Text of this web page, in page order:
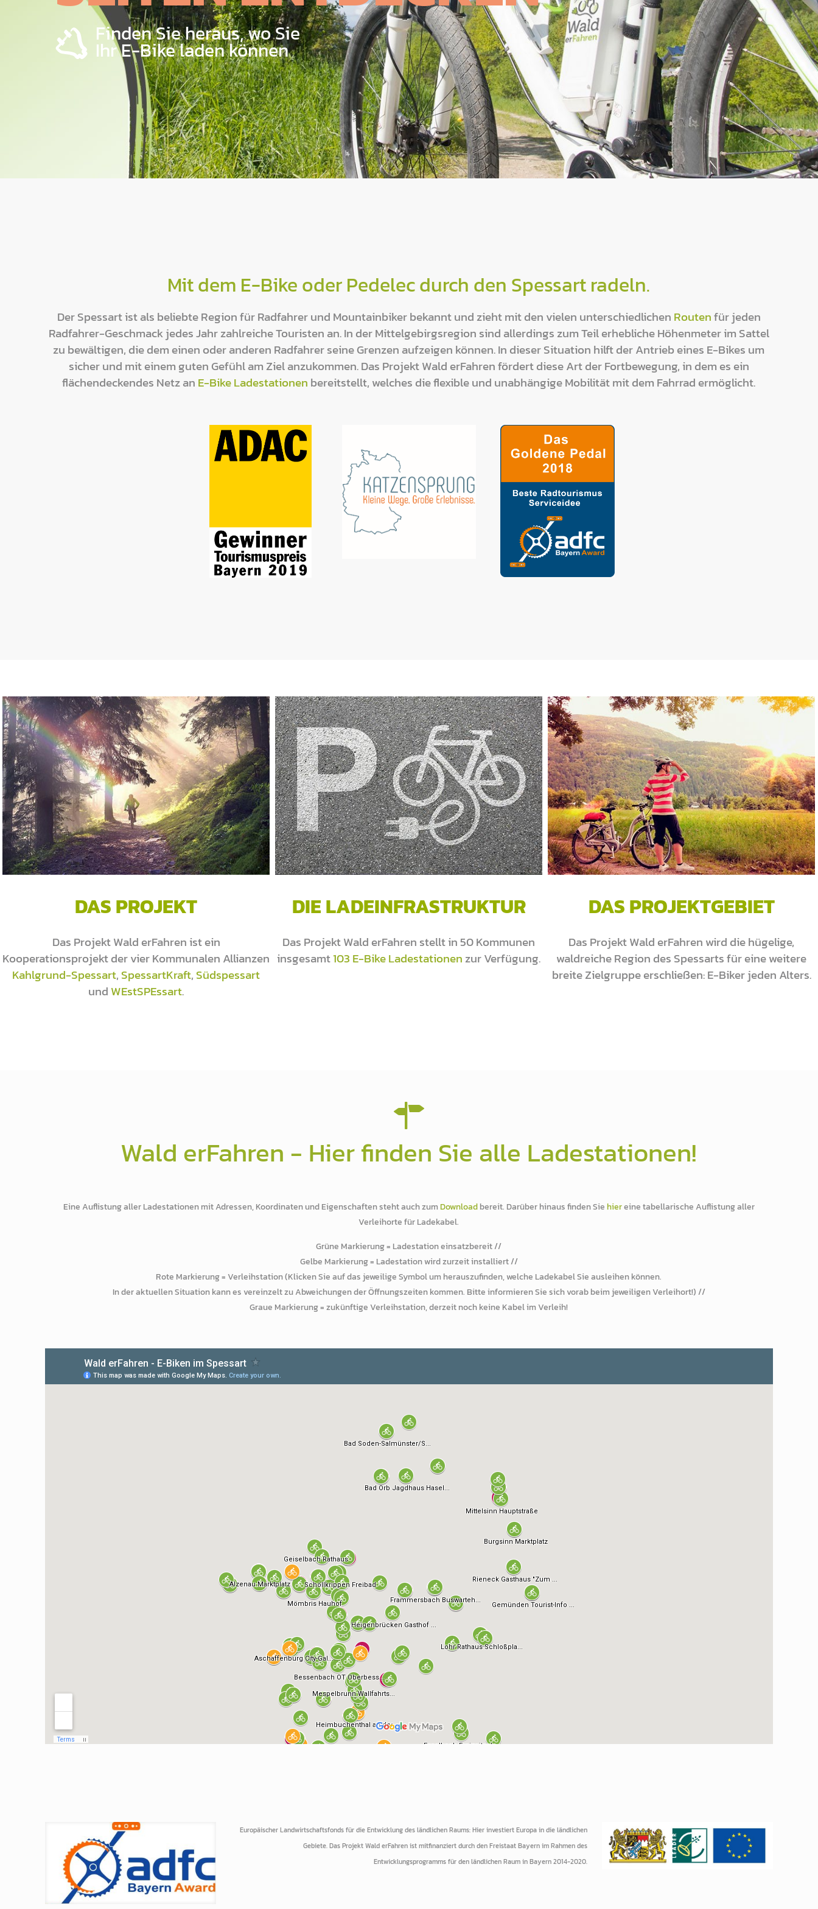
Finden Sie heraus, wo Sie
Ihr E-Bike laden können
Mit dem E-Bike oder Pedelec durch den Spessart radeln.
Der Spessart ist als beliebte Region für Radfahrer und Mountainbiker bekannt und zieht mit den vielen unterschiedlichen Routenfür jeden
Radfahrer-Geschmack jedes Jahr zahlreiche Touristen an. In der Mittelgebirgsregion sind allerdings zum Teil erhebliche Höhenmeter im Sattel
zu bewältigen, die dem einen oder anderen Radfahrer seine Grenzen aufzeigen können. In dieser Situation hilft der Antrieb eines E-Bikes um
sicher und mit einem guten Gefühl am Ziel anzukommen. Das Projekt Wald erFahren fördert diese Art der Fortbewegung, in dem es ein
flächendeckendes Netz an E-Bike Ladestationen bereitstellt, welches die flexible und unabhängige Mobilität mit dem Fahrrad ermöglicht.
DAS PROJEKT
Das Projekt Wald erFahren ist ein
Kooperationsprojekt der vier Kommunalen Allianzen
Kahlgrund-Spessart,SpessartKraft,Südspessart
und WEstSPEssart.
DIE LADEINFRASTRUKTUR
Das Projekt Wald erFahren stellt in 50 Kommunen
insgesamt103 E-Bike Ladestationen zur Verfügung.
DAS PROJEKTGEBIET
Das Projekt Wald erFahren wird die hügelige,
waldreiche Region des Spessarts für eine weitere
breite Zielgruppe erschließen: E-Biker jeden Alters.
Wald erFahren - Hier finden Sie alle Ladestationen!
Eine Auflistung aller Ladestationen mit Adressen, Koordinaten und Eigenschaften steht auch zumDownloadbereit. Darüber hinaus finden Siehiereine tabellarische Auflistung aller
Verleihorte für Ladekabel.
Grüne Markierung = Ladestation einsatzbereit //
Gelbe Markierung = Ladestation wird zurzeit installiert //
Rote Markierung = Verleihstation (Klicken Sie auf das jeweilige Symbol um herauszufinden, welche Ladekabel Sie ausleihen können.
In der aktuellen Situation kann es vereinzelt zu Abweichungen der Öffnungszeiten kommen. Bitte informieren Sie sich vorab beim jeweiligen Verleihort!) //
Graue Markierung = zukünftige Verleihstation, derzeit noch keine Kabel im Verleih!
Europäischer Landwirtschaftsfonds für die Entwicklung des ländlichen Raums: Hier investiert Europa in die ländlichen
Gebiete. Das Projekt Wald erFahren ist mitfinanziert durch den Freistaat Bayern im Rahmen des
Entwicklungsprogramms für den ländlichen Raum in Bayern 2014-2020.